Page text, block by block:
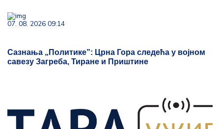
07. 08. 2026 09:14
Сазнања „Политике”: Црна Гора следећа у војном
савезу Загреба, Тиране и Приштине